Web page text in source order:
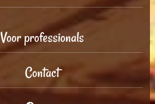
Voor professionals
Contact